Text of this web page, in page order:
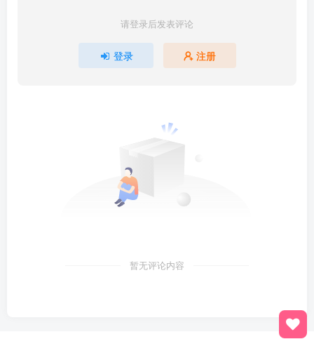
请登录后发表评论
登录 注册
暂无评论内容